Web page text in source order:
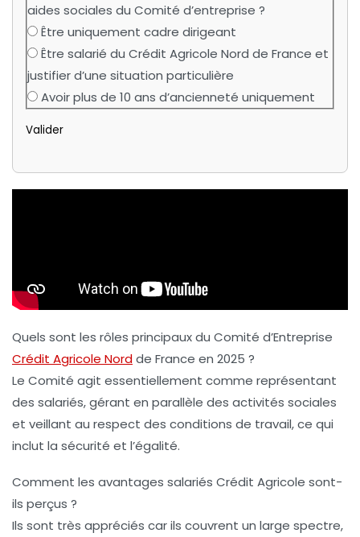
aides sociales du Comité d’entreprise ?
Être uniquement cadre dirigeant
Être salarié du Crédit Agricole Nord de France et
justifier d’une situation particulière
Avoir plus de 10 ans d’ancienneté uniquement
Valider
Quels sont les rôles principaux du Comité d’Entreprise
Crédit Agricole Nordde France en 2025 ?
Le Comité agit essentiellement comme représentant
des salariés, gérant en parallèle des activités sociales
et veillant au respect des conditions de travail, ce qui
inclut la sécurité et l’égalité.
Comment les avantages salariés Crédit Agricole sont-
ils perçus ?
Ils sont très appréciés car ils couvrent un large spectre,